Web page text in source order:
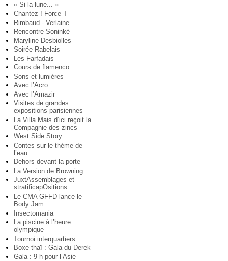
« Si la lune... »
Chantez ! Force T
Rimbaud - Verlaine
Rencontre Soninké
Maryline Desbiolles
Soirée Rabelais
Les Farfadais
Cours de flamenco
Sons et lumières
Avec l’Acro
Avec l’Amazir
Visites de grandes
expositions parisiennes
La Villa Mais d’ici reçoit la
Compagnie des zincs
West Side Story
Contes sur le thème de
l’eau
Dehors devant la porte
La Version de Browning
JuxtAssemblages et
stratificapOsitions
Le CMA GFFD lance le
Body Jam
Insectomania
La piscine à l’heure
olympique
Tournoi interquartiers
Boxe thaï : Gala du Derek
Gala : 9 h pour l’Asie